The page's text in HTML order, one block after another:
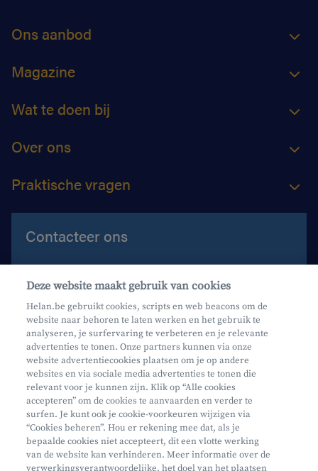
Ons aanbod
Magazine
Wat te doen bij
Over ons
Praktische vragen
Contacteer ons
Contacteer ons
Maak een afspraak
Waar vind je ons?
Mifid
Privacy
Juridische info
Deze website maakt gebruik van cookies
Helan.be gebruikt cookies, scripts en web beacons om de
website naar behoren te laten werken en het gebruik te
analyseren, je surfervaring te verbeteren en je relevante
advertenties te tonen. Onze partners kunnen via onze
website advertentiecookies plaatsen om je op andere
websites en via sociale media advertenties te tonen die
relevant voor je kunnen zijn. Klik op “Alle cookies
accepteren” om de cookies te aanvaarden en verder te
surfen. Je kunt ook je cookie-voorkeuren wijzigen via
“Cookies beheren”. Hou er rekening mee dat, als je
bepaalde cookies niet accepteert, dit een vlotte werking
van de website kan verhinderen. Meer informatie over de
verwerkingsverantwoordelijke, het doel van het plaatsen